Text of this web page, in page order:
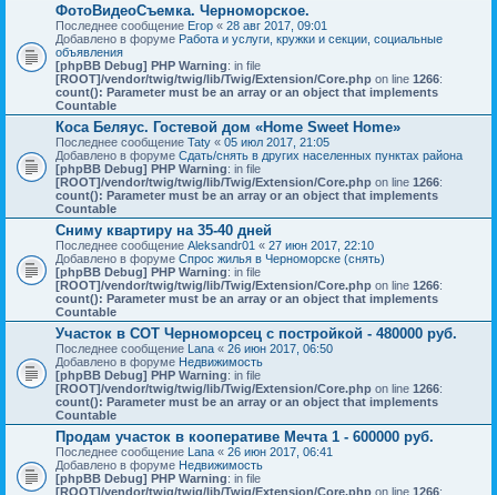
ФотоВидеоСъемка. Черноморское.
Последнее сообщение Егор « 28 авг 2017, 09:01
Добавлено в форуме Работа и услуги, кружки и секции, социальные
объявления
[phpBB Debug] PHP Warning: in file
[ROOT]/vendor/twig/twig/lib/Twig/Extension/Core.php on line 1266:
count(): Parameter must be an array or an object that implements
Countable
Коса Беляус. Гостевой дом «Home Sweet Home»
Последнее сообщение Taty « 05 июл 2017, 21:05
Добавлено в форуме Сдать/снять в других населенных пунктах района
[phpBB Debug] PHP Warning: in file
[ROOT]/vendor/twig/twig/lib/Twig/Extension/Core.php on line 1266:
count(): Parameter must be an array or an object that implements
Countable
Сниму квартиру на 35-40 дней
Последнее сообщение Aleksandr01 « 27 июн 2017, 22:10
Добавлено в форуме Спрос жилья в Черноморске (снять)
[phpBB Debug] PHP Warning: in file
[ROOT]/vendor/twig/twig/lib/Twig/Extension/Core.php on line 1266:
count(): Parameter must be an array or an object that implements
Countable
Участок в СОТ Черноморсец с постройкой - 480000 руб.
Последнее сообщение Lana « 26 июн 2017, 06:50
Добавлено в форуме Недвижимость
[phpBB Debug] PHP Warning: in file
[ROOT]/vendor/twig/twig/lib/Twig/Extension/Core.php on line 1266:
count(): Parameter must be an array or an object that implements
Countable
Продам участок в кооперативе Мечта 1 - 600000 руб.
Последнее сообщение Lana « 26 июн 2017, 06:41
Добавлено в форуме Недвижимость
[phpBB Debug] PHP Warning: in file
[ROOT]/vendor/twig/twig/lib/Twig/Extension/Core.php on line 1266: